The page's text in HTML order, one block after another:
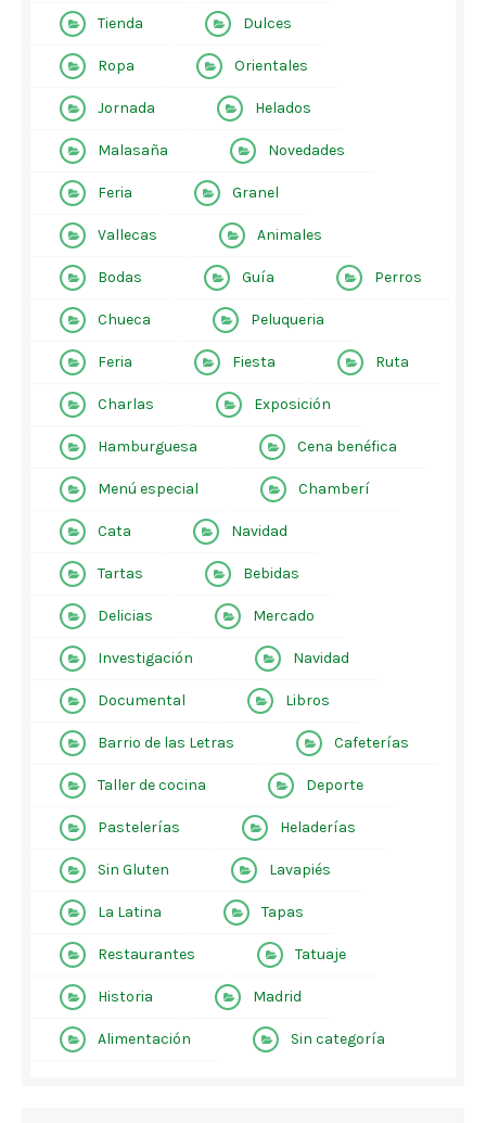
Tienda Dulces
Ropa Orientales
Jornada Helados
Malasaña Novedades
Feria Granel
Vallecas Animales
Bodas Guía Perros
Chueca Peluqueria
Feria Fiesta Ruta
Charlas Exposición
Hamburguesa Cena benéfica
Menú especial Chamberí
Cata Navidad
Tartas Bebidas
Delicias Mercado
Investigación Navidad
Documental Libros
Barrio de las Letras Cafeterías
Taller de cocina Deporte
Pastelerías Heladerías
Sin Gluten Lavapiés
La Latina Tapas
Restaurantes Tatuaje
Historia Madrid
Alimentación Sin categoría